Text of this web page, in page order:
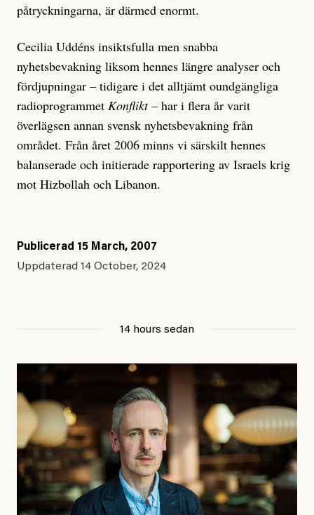
påtryckningarna, är därmed enormt.
Cecilia Uddéns insiktsfulla men snabba
nyhetsbevakning liksom hennes längre analyser och
fördjupningar – tidigare i det alltjämt oundgängliga
radioprogrammet Konflikt– har i flera år varit
överlägsen annan svensk nyhetsbevakning från
området. Från året 2006 minns vi särskilt hennes
balanserade och initierade rapportering av Israels krig
mot Hizbollah och Libanon.
Publicerad 15 March, 2007
Uppdaterad 14 October, 2024
14 hours sedan